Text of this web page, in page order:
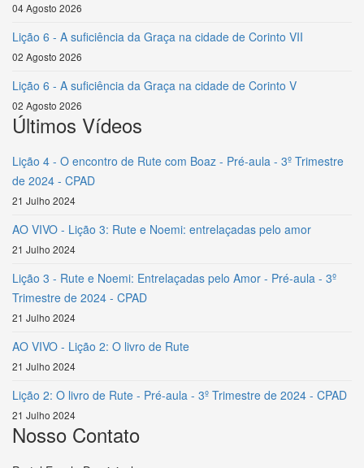
04 Agosto 2026
Lição 6 - A suficiência da Graça na cidade de Corinto VII
02 Agosto 2026
Lição 6 - A suficiência da Graça na cidade de Corinto V
02 Agosto 2026
Últimos Vídeos
Lição 4 - O encontro de Rute com Boaz - Pré-aula - 3º Trimestre
de 2024 - CPAD
21 Julho 2024
AO VIVO - Lição 3: Rute e Noemi: entrelaçadas pelo amor
21 Julho 2024
Lição 3 - Rute e Noemi: Entrelaçadas pelo Amor - Pré-aula - 3º
Trimestre de 2024 - CPAD
21 Julho 2024
AO VIVO - Lição 2: O livro de Rute
21 Julho 2024
Lição 2: O livro de Rute - Pré-aula - 3º Trimestre de 2024 - CPAD
21 Julho 2024
Nosso Contato